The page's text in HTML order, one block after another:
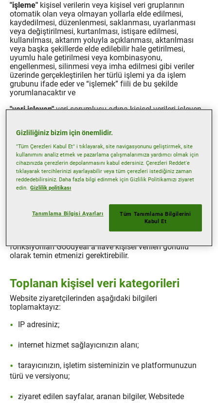
"işleme" kişisel verilerin veya kişisel veri gruplarının
otomatik olan veya olmayan yollarla elde edilmesi,
kaydedilmesi, düzenlenmesi, saklanması, uyarlanması
veya değiştirilmesi, kurtarılması, istişare edilmesi,
kullanılması, aktarım yoluyla açıklanması, aktarılması
veya başka şekillerde elde edilebilir hale getirilmesi,
uyumlu hale getirilmesi veya kombinasyonu,
engellenmesi, silinmesi veya imha edilmesi gibi veriler
üzerinde gerçekleştirilen her türlü işlemi ya da işlem
grubunu ifade eder ve “işlemek” fiili de bu şekilde
yorumlanacaktır ve
"veri işleyen"veri sorumlusu adına kişisel verileri işleyen
tedarikçiler ve hizmet sağlayıcıları olabilir. Her durumda,
Goodyear kişisel verilerinizin GDPR’ye uygun olarak
işlenmesini sağlamak için veri işleyen bir veri işleme
sözleşmesi yapacaktır.
Bilgilerin Toplanması
Toplama yöntemi
Websitede gezindiğinizde, yalnızca gezinti ile ilişkili bazı
fonksiyonları Goodyear’a ilave kişisel verileri gönüllü
olarak temin etmenizi gerektirebilir.
Toplanan kişisel veri kategorileri
Website ziyaretçilerinden aşağıdaki bilgileri
toplamaktayız:
IP adresiniz;
internet hizmet sağlayıcınızın alanı;
tarayıcınızın, işletim sisteminizin ve platformunuzun
türü ve versiyonu;
ziyaret edilen sayfalar, aranan bilgiler, Websitede
Gizliliğiniz bizim için önemlidir.
"Tüm Çerezleri Kabul Et" i tıklayarak, site navigasyonunu geliştirmek, site
kullanımını analiz etmek ve pazarlama çalışmalarımıza yardımcı olmak için
cihazınızda çerezlerin depolanmasını kabul edersiniz. Çerezleri Reddet'e
tıklayarak tercihlerinizi ayarlayabilir veya tüm çerezleri istediğiniz zaman
reddedebilirsiniz. Daha fazla bilgi edinmek için Gizlilik Politikamızı ziyaret
edin. Gizlilik politikası
Tanımlama Bilgisi Ayarları
Tüm Tanımlama Bilgilerini
Kabul Et